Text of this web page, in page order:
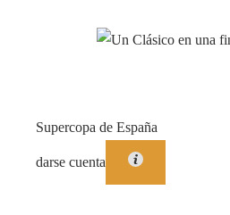
Supercopa de España
darse cuenta